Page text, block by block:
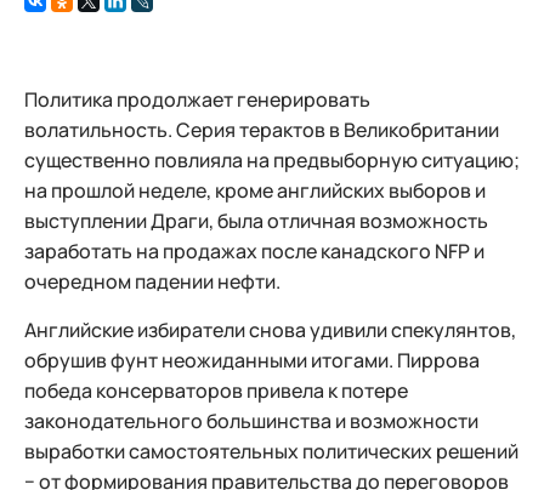
Политика продолжает генерировать
волатильность. Серия терактов в Великобритании
существенно повлияла на предвыборную ситуацию;
на прошлой неделе, кроме английских выборов и
выступлении Драги, была отличная возможность
заработать на продажах после канадского NFP и
очередном падении нефти.
Английские избиратели снова удивили спекулянтов,
обрушив фунт неожиданными итогами. Пиррова
победа консерваторов привела к потере
законодательного большинства и возможности
выработки самостоятельных политических решений
− от формирования правительства до переговоров